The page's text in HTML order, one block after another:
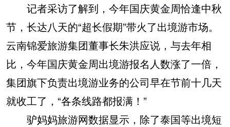
记者采访了解到，今年国庆黄金周恰逢中秋
节，长达八天的“超长假期”带火了出境游市场。
云南锦爱旅游集团董事长朱洪应说，与去年相
比，今年国庆黄金周出境游报名人数涨了一倍，
集团旗下负责出境游业务的公司早在节前十几天
就收工了，“各条线路都报满！”
驴妈妈旅游网数据显示，除了泰国等出境短